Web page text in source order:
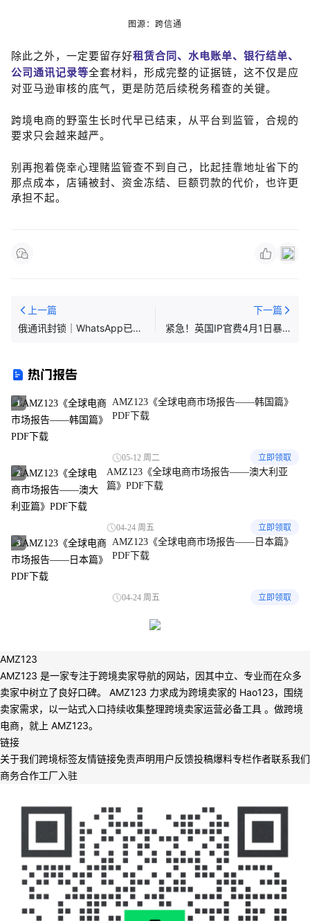
图源：跨信通
除此之外，一定要留存好租赁合同、水电账单、银行结单、
公司通讯记录等全套材料，形成完整的证据链，这不仅是应
对亚马逊审核的底气，更是防范后续税务稽查的关键。
跨境电商的野蛮生长时代早已结束，从平台到监管，合规的
要求只会越来越严。
别再抱着侥幸心理赌监管查不到自己，比起挂靠地址省下的
那点成本，店铺被封、资金冻结、巨额罚款的代价，也许更
承担不起。
上一篇
俄通讯封锁｜WhatsApp已
下一篇
紧急！英国IP官费4月1日暴涨
热门报告
1
AMZ123《全球电商市场报告——韩国篇》
PDF下载
05-12 周二 立即领取
2
AMZ123《全球电商市场报告——澳大利亚
篇》PDF下载
04-24 周五 立即领取
3
AMZ123《全球电商市场报告——日本篇》
PDF下载
04-24 周五 立即领取
AMZ123
AMZ123 是一家专注于跨境卖家导航的网站，因其中立、专业而在众多
卖家中树立了良好口碑。 AMZ123 力求成为跨境卖家的 Hao123，围绕
卖家需求，以一站式入口持续收集整理跨境卖家运营必备工具 。做跨境
电商，就上 AMZ123。
链接
关于我们跨境标签友情链接免责声明用户反馈投稿爆料专栏作者联系我们
商务合作工厂入驻